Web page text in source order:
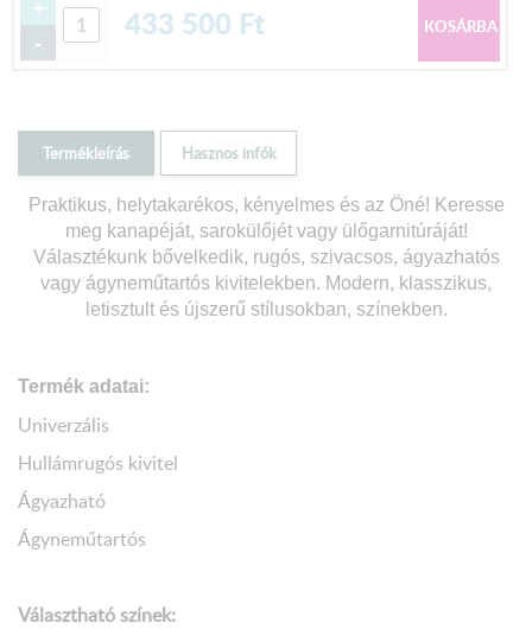
+
-
433 500 Ft
Termékleírás Hasznos infók
Praktikus, helytakarékos, kényelmes és az Öné! Keresse
meg kanapéját, sarokülőjét vagy ülőgarnitúráját!
Választékunk bővelkedik, rugós, szivacsos, ágyazhatós
vagy ágyneműtartós kivitelekben. Modern, klasszikus,
letisztult és újszerű stílusokban, színekben.
Termék adatai:
Univerzális
Hullámrugós kivitel
Ágyazható
Ágyneműtartós
Választható színek: